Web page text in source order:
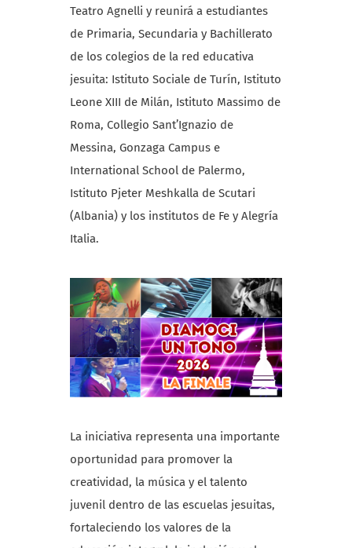
Teatro Agnelli y reunirá a estudiantes
de Primaria, Secundaria y Bachillerato
de los colegios de la red educativa
jesuita: Istituto Sociale de Turín, Istituto
Leone XIII de Milán, Istituto Massimo de
Roma, Collegio Sant’Ignazio de
Messina, Gonzaga Campus e
International School de Palermo,
Istituto Pjeter Meshkalla de Scutari
(Albania) y los institutos de Fe y Alegría
Italia.
La iniciativa representa una importante
oportunidad para promover la
creatividad, la música y el talento
juvenil dentro de las escuelas jesuitas,
fortaleciendo los valores de la